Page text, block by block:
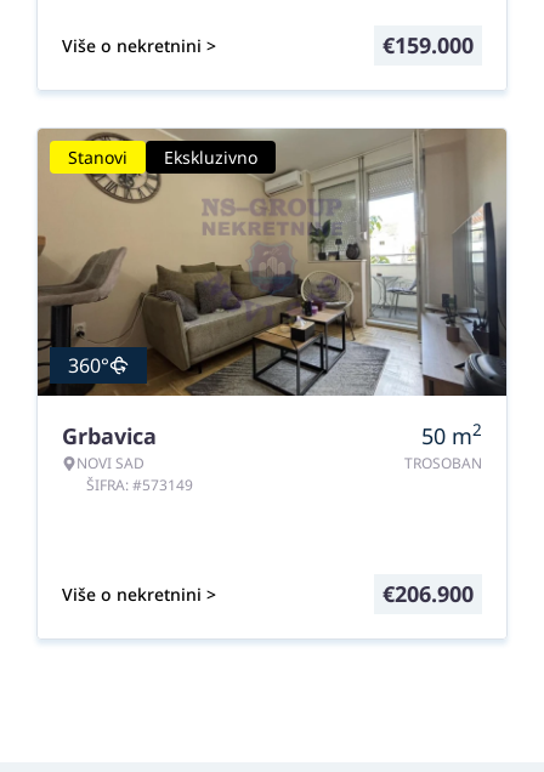
Više o nekretnini > €159.000
Stanovi Ekskluzivno
360°
Grbavica
NOVI SAD
ŠIFRA: #573149
50 m2
TROSOBAN
Više o nekretnini > €206.900